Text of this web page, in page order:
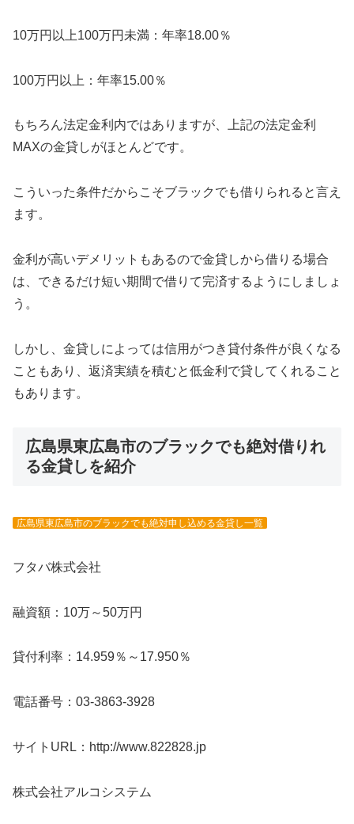
10万円以上100万円未満：年率18.00％
100万円以上：年率15.00％
もちろん法定金利内ではありますが、上記の法定金利
MAXの金貸しがほとんどです。
こういった条件だからこそブラックでも借りられると言え
ます。
金利が高いデメリットもあるので金貸しから借りる場合
は、できるだけ短い期間で借りて完済するようにしましょ
う。
しかし、金貸しによっては信用がつき貸付条件が良くなる
こともあり、返済実績を積むと低金利で貸してくれること
もあります。
広島県東広島市のブラックでも絶対借りれ
る金貸しを紹介
広島県東広島市のブラックでも絶対申し込める金貸し一覧
フタバ株式会社
融資額：10万～50万円
貸付利率：14.959％～17.950％
電話番号：03-3863-3928
サイトURL：http://www.822828.jp
株式会社アルコシステム